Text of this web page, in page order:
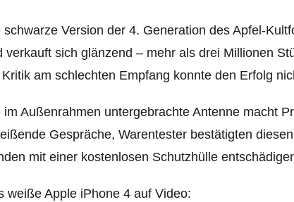
schwarze Version der 4. Generation des Apfel-
verkauft sich glänzend – mehr als drei Millionen
am schlechten Empfang konnte den Erfolg
im Außenrahmen untergebrachte Antenne macht
Gespräche, Warentester bestätigten
mit einer kostenlosen Schutzhülle
weiße Apple iPhone 4 auf Video: